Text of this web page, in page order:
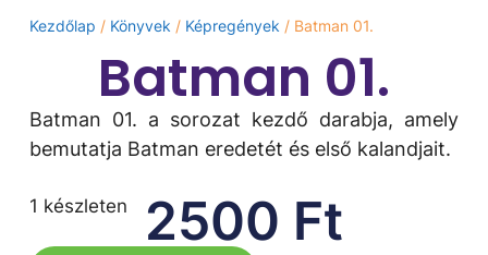
Kezdőlap / Könyvek / Képregények / Batman 01.
Batman 01.
Batman 01. a sorozat kezdő darabja, amely
bemutatja Batman eredetét és első kalandjait.
2500 Ft
1 készleten